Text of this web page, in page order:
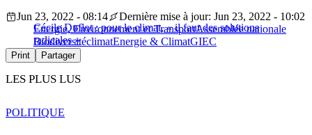
Cécile Duflot : pour le climat, « il faut des solutions
radicales »
Jun 23, 2022 - 08:14
Dernière mise à jour: Jun 23, 2022 - 10:02
Energie, Environnement et TransportAssemblée nationale
BiodiversitéclimatEnergie & ClimatGIEC
Print Partager
LES PLUS LUS
POLITIQUE